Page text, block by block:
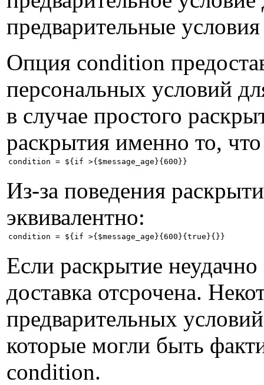
предварительные
Опция condition
персональных условий
в случае простого
раскрытия именно то,
Из-за поведения
эквивалентно:
Если раскрытие
доставка отсрочена.
предварительных
которые могли быть
condition.